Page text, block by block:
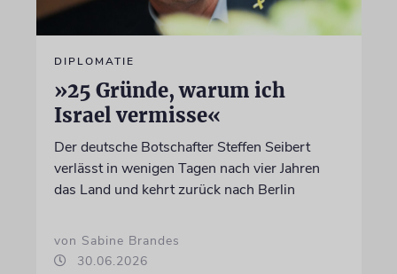
DIPLOMATIE
»25 Gründe, warum ich
Israel vermisse«
Der deutsche Botschafter Steffen Seibert
verlässt in wenigen Tagen nach vier Jahren
das Land und kehrt zurück nach Berlin
von Sabine Brandes
30.06.2026